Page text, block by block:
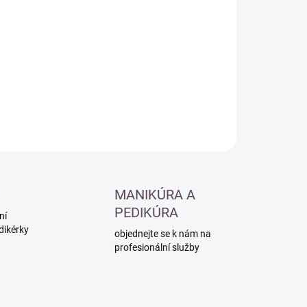
MANIKÚRA A
PEDIKÚRA
objednejte se k nám na
profesionální služby